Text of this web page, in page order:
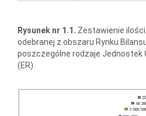
Rysunek nr 1.1. Zestawienie
odebranej z obszaru Rynku
poszczególne rodzaje Jednostek
(ER).